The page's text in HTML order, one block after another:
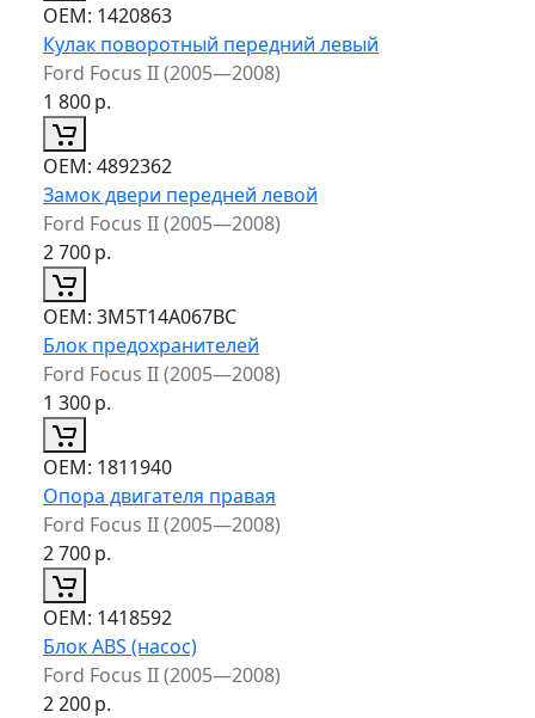
ОЕМ: 1420863
Кулак поворотный передний левый
Ford Focus II (2005—2008)
1 800р.
ОЕМ: 4892362
Замок двери передней левой
Ford Focus II (2005—2008)
2 700р.
ОЕМ: 3M5T14A067BC
Блок предохранителей
Ford Focus II (2005—2008)
1 300р.
ОЕМ: 1811940
Опора двигателя правая
Ford Focus II (2005—2008)
2 700р.
ОЕМ: 1418592
Блок ABS (насос)
Ford Focus II (2005—2008)
2 200р.